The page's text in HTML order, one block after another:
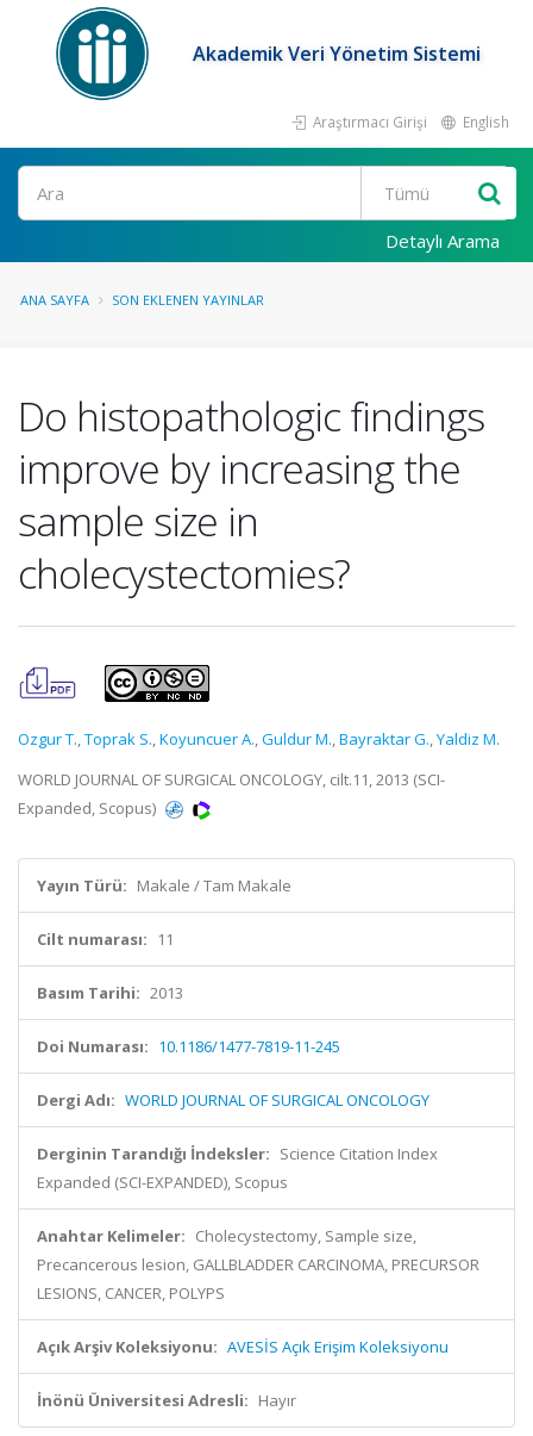
Akademik Veri Yönetim Sistemi
Araştırmacı Girişi English
Ara
Detaylı Arama
ANA SAYFA SON EKLENEN YAYINLAR
Do histopathologic findings
improve by increasing the
sample size in
cholecystectomies?
Ozgur T.,Toprak S.,Koyuncuer A.,Guldur M.,Bayraktar G.,Yaldiz M.
WORLD JOURNAL OF SURGICAL ONCOLOGY, cilt.11, 2013 (SCI-
Expanded, Scopus)
Yayın Türü: Makale / Tam Makale
Cilt numarası: 11
Basım Tarihi: 2013
Doi Numarası: 10.1186/1477-7819-11-245
Dergi Adı: WORLD JOURNAL OF SURGICAL ONCOLOGY
Derginin Tarandığı İndeksler: Science Citation Index
Expanded (SCI-EXPANDED), Scopus
Anahtar Kelimeler: Cholecystectomy, Sample size,
Precancerous lesion, GALLBLADDER CARCINOMA, PRECURSOR
LESIONS, CANCER, POLYPS
Açık Arşiv Koleksiyonu: AVESİS Açık Erişim Koleksiyonu
İnönü Üniversitesi Adresli: Hayır